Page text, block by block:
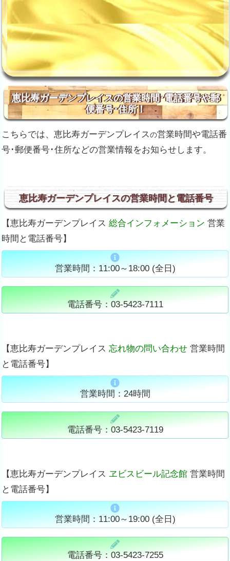
恵比寿ガーデンプレイスの営業時間･電話番号や郵
便番号･住所！
こちらでは、恵比寿ガーデンプレイスの営業時間や電話番
号･郵便番号･住所などの営業情報をお知らせします。
恵比寿ガーデンプレイスの営業時間と電話番号
【恵比寿ガーデンプレイス 総合インフォメーション 営業
時間と電話番号】
営業時間：11:00～18:00 (全日)
電話番号：03-5423-7111
【恵比寿ガーデンプレイス 忘れ物の問い合わせ 営業時間
と電話番号】
営業時間：24時間
電話番号：03-5423-7119
【恵比寿ガーデンプレイス ヱビスビール記念館 営業時間
と電話番号】
営業時間：11:00～19:00 (全日)
電話番号：03-5423-7255